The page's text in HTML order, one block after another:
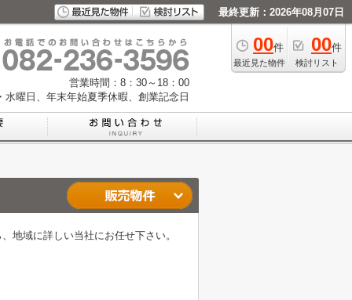
最終更新：2026年08月07日
00件
最近見た物件
00件
検討リスト
営業時間：8：30～18：00
曜日、年末年始夏季休暇、創業記念日
地域に詳しい当社にお任せ下さい。